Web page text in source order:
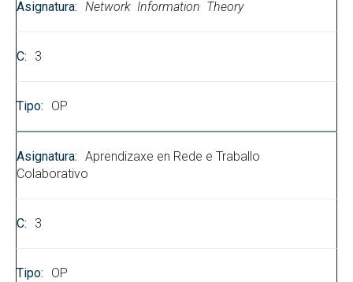
Network Information Theory
3
OP
Aprendizaxe en Rede e Traballo
Colaborativo
3
OP